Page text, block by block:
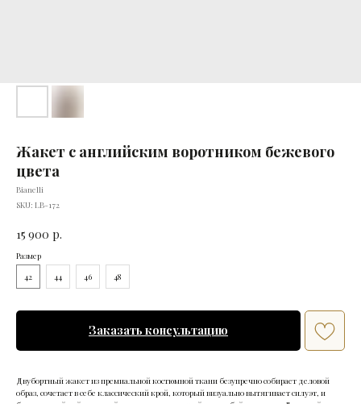
Жакет с английским воротником бежевого
цвета
Bianelli
SKU: LB-172
15 900 р.
Размер
42
44 46 48
Заказать консультацию
Двубортный жакет из премиальной костюмной ткани безупречно собирает деловой
образ, сочетает в себе классический крой, который визуально вытягивает силуэт, и